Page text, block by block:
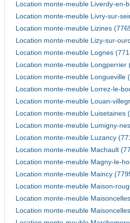
Location monte-meuble Liverdy-en-
Location monte-meuble Livry-sur-
Location monte-meuble Lizines
Location monte-meuble Lizy-sur-
Location monte-meuble Lognes
Location monte-meuble Longperrier
Location monte-meuble Longueville
Location monte-meuble Lorrez-le-
Location monte-meuble Louan-
Location monte-meuble Luisetaines
Location monte-meuble Lumigny-
Location monte-meuble Luzancy
Location monte-meuble Machault
Location monte-meuble Magny-le-
Location monte-meuble Maincy
Location monte-meuble Maison-
Location monte-meuble
Location monte-meuble